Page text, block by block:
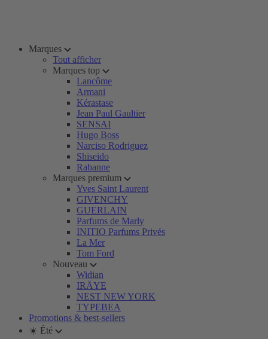
Marques
Tout afficher
Marques top
Lancôme
Armani
Kérastase
Jean Paul Gaultier
SENSAI
Hugo Boss
Narciso Rodriguez
Shiseido
Rabanne
Marques premium
Yves Saint Laurent
GIVENCHY
GUERLAIN
Parfums de Marly
INITIO Parfums Privés
La Mer
Tom Ford
Nouveau
Widian
IRÄYE
NEST NEW YORK
TYPEBEA
Promotions & best-sellers
☀️ Été